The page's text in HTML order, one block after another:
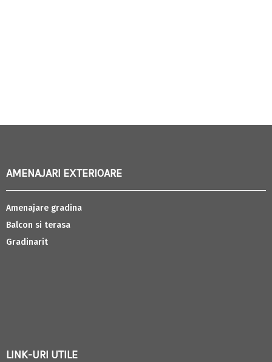
AMENAJARI EXTERIOARE
Amenajare gradina
Balcon si terasa
Gradinarit
LINK-URI UTILE